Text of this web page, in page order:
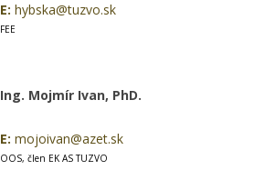
E: hybska@tuzvo.sk
FEE
Ing. Mojmír Ivan, PhD.
E: mojoivan@azet.sk
OOS, člen EK AS TUZVO